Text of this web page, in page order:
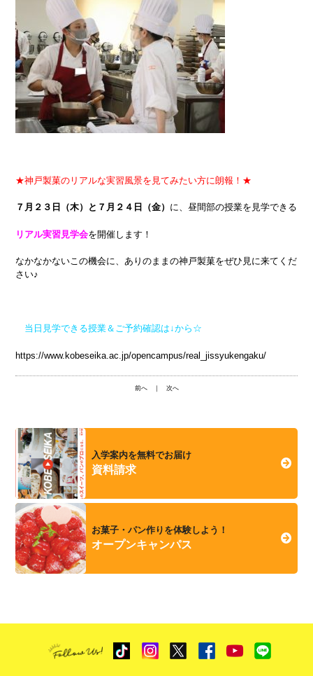
★神戸製菓のリアルな実習風景を見てみたい方に朗報！★
７月２３日（木）と７月２４日（金） に、昼間部の授業を見学できる
リアル実習見学会を開催します！
なかなかないこの機会に、ありのままの神戸製菓をぜひ見に来てくだ
さい♪
当日見学できる授業＆ご予約確認は↓から☆
https://www.kobeseika.ac.jp/opencampus/real_jissyukengaku/
前へ｜ 次へ
入学案内を無料でお届け
資料請求
お菓子・パン作りを体験しよう！
オープンキャンパス